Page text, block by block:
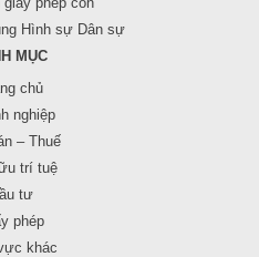
Hình sự Dân sự
MỤC
chủ
nghiệp
– Thuế
trí tuệ
tư
phép
khác